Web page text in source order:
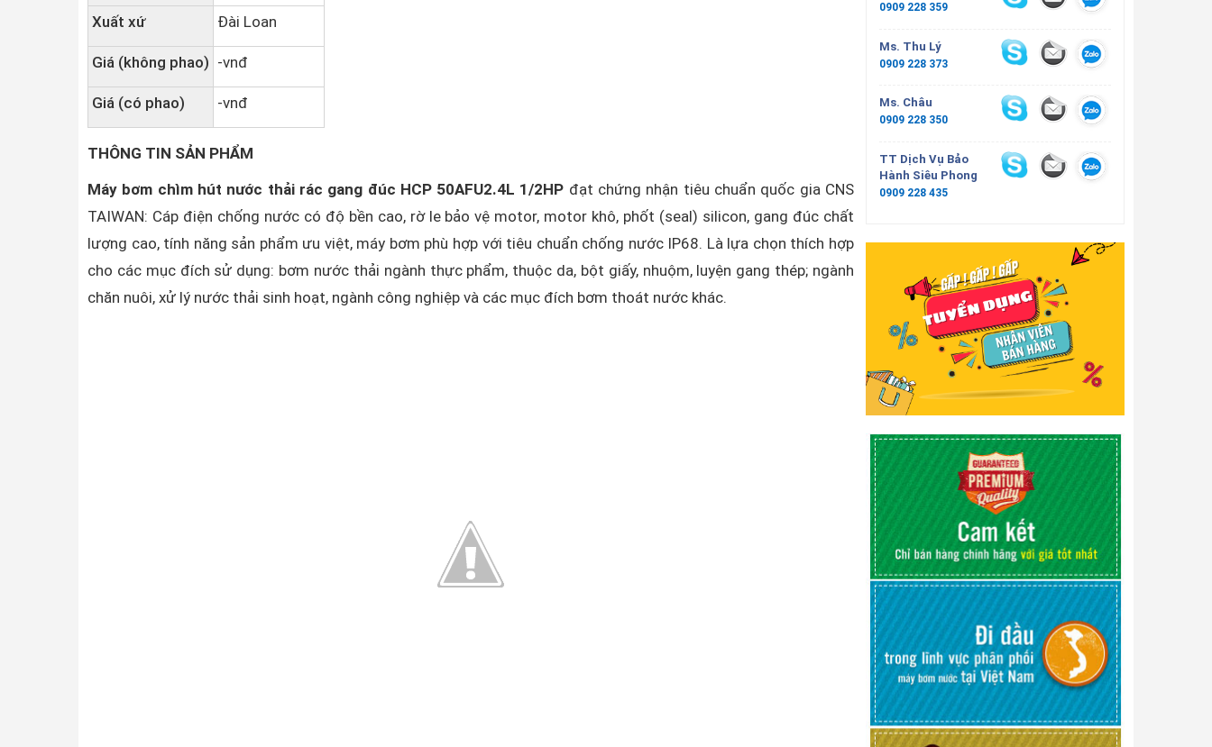
Xuất xứ Đài Loan
Giá (không phao) -vnđ
Giá (có phao) -vnđ
THÔNG TIN SẢN PHẨM
Máy bơm chìm hút nước thải rác gang đúc HCP 50AFU2.4L 1/2HP đạt chứng nhận tiêu chuẩn quốc gia CNS
TAIWAN: Cáp điện chống nước có độ bền cao, rờ le bảo vệ motor, motor khô, phốt (seal) silicon, gang đúc chất
lượng cao, tính năng sản phẩm ưu việt, máy bơm phù hợp với tiêu chuẩn chống nước IP68. Là lựa chọn thích hợp
cho các mục đích sử dụng: bơm nước thải ngành thực phẩm, thuộc da, bột giấy, nhuộm, luyện gang thép; ngành
chăn nuôi, xử lý nước thải sinh hoạt, ngành công nghiệp và các mục đích bơm thoát nước khác.
0909 228 359
Ms. Thu Lý
0909 228 373
Ms. Châu
0909 228 350
TT Dịch Vụ Bảo
Hành Siêu Phong
0909 228 435